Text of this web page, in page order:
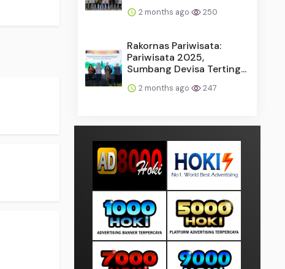
2 months ago 250
Rakornas Pariwisata:
Pariwisata 2025,
Sumbang Devisa Terting...
2 months ago 247